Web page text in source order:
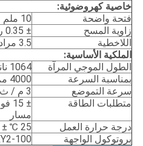
خاصية كهروضوئية:
فتحة واضحة
10 ملم
زاوية المسح
± 0.35 راد
اللاخطية
3.5 مراد
الملكية الأساسية:
الطول الموجي المرآة
1064 نانومتر
بمناسبة السرعة
4000 مم / ثانية
سرعة التموضع
3 م / ث
متطلبات الطاقة
مسار
درجة حرارة العمل
25 ℃ ± 10
بروتوكول الواجهة
100